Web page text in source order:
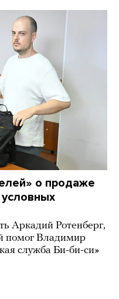
о продаже
Аркадий Ротенберг,
помог Владимир
служба Би-би-си»